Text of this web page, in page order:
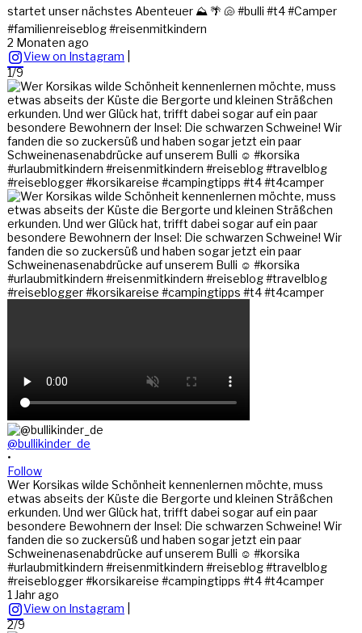
startet unser nächstes Abenteuer ⛰️ 🌴 🐚 #bulli #t4 #Camper
#familienreiseblog #reisenmitkindern
2 Monaten ago
View on Instagram
1/9
@bullikinder_de
•
Follow
Wer Korsikas wilde Schönheit kennenlernen möchte, muss
etwas abseits der Küste die Bergorte und kleinen Sträßchen
erkunden. Und wer Glück hat, trifft dabei sogar auf ein paar
besondere Bewohnern der Insel: Die schwarzen Schweine! Wir
fanden die so zuckersüß und haben sogar jetzt ein paar
Schweinenasenabdrücke auf unserem Bulli ☺️ #korsika
#urlaubmitkindern #reisenmitkindern #reiseblog #travelblog
#reiseblogger #korsikareise #campingtipps #t4 #t4camper
1 Jahr ago
View on Instagram
2/9